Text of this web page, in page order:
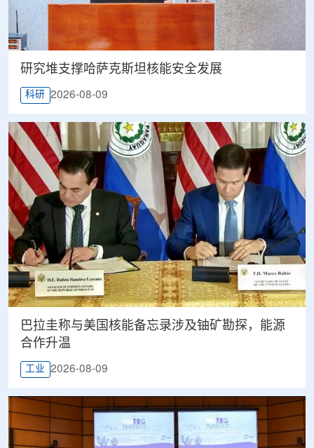
研究堆支撑哈萨克斯坦核能安全发展
科研 2026-08-09
巴拉圭称与美国核能备忘录涉及铀矿勘探，能源
合作升温
工业 2026-08-09